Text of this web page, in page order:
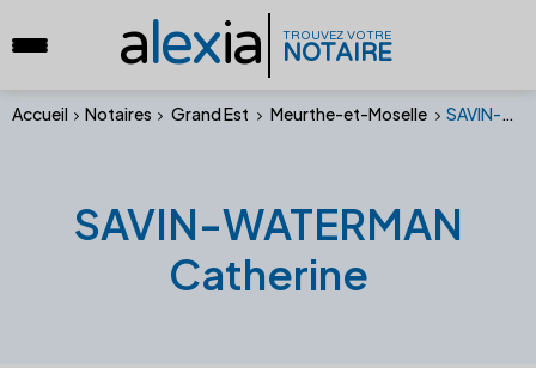
alexia TROUVEZ VOTRE
NOTAIRE
Accueil Notaires Grand Est Meurthe-et-Moselle SAVIN-WATERMAN Catherine
SAVIN-WATERMAN
Catherine